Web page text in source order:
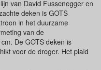
van David Fussenegger en
deken is GOTS
in het duurzame
van de
De GOTS deken is
voor de droger. Het plaid